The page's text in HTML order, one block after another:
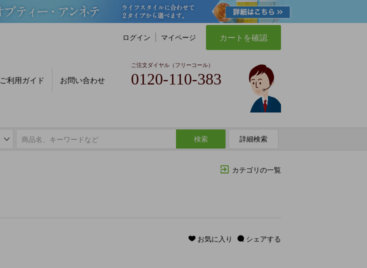
ログイン マイページ カートを確認
ご利用ガイド お問い合わせ
ご注文ダイヤル（フリーコール）
0120-110-383
検索 詳細検索
カテゴリの一覧
シェアする
お気に入り